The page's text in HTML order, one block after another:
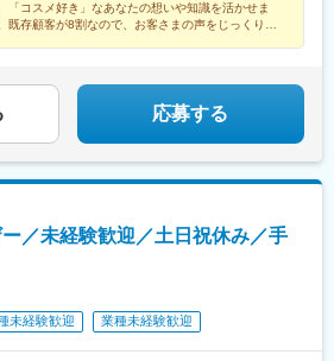
「コスメ好き」なあなたの想いや知識を活かせま
既存顧客が8割なので、お客さまの声をじっくり聴
応募する
／未経験歓迎／土日祝休み／手
未経験歓迎 業種未経験歓迎